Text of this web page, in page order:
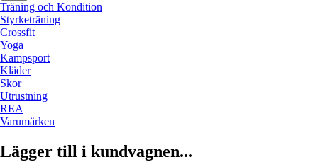
Träning och Kondition
Styrketräning
Crossfit
Yoga
Kampsport
Kläder
Skor
Utrustning
REA
Varumärken
Lägger till i kundvagnen...